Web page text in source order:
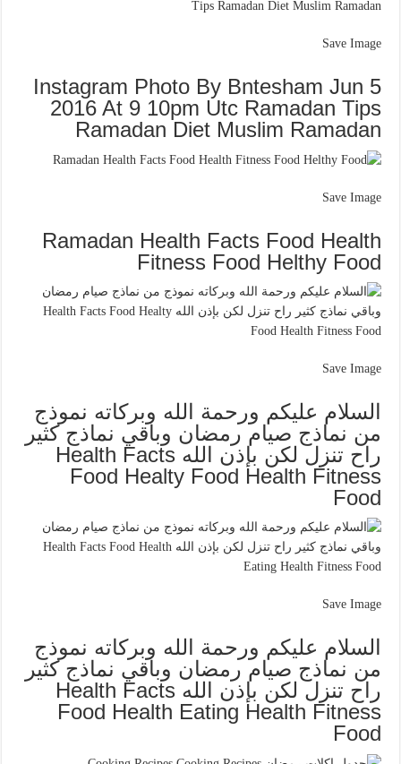
Save Image
Instagram Photo By Bntesham Jun 5
2016 At 9 10pm Utc Ramadan Tips
Ramadan Diet Muslim Ramadan
Save Image
Ramadan Health Facts Food Health
Fitness Food Helthy Food
Save Image
السلام عليكم ورحمة الله وبركاته نموذج
من نماذج صيام رمضان وباقي نماذج كثير
راح تنزل لكن بإذن الله Health Facts
Food Healty Food Health Fitness
Food
Save Image
السلام عليكم ورحمة الله وبركاته نموذج
من نماذج صيام رمضان وباقي نماذج كثير
راح تنزل لكن بإذن الله Health Facts
Food Health Eating Health Fitness
Food